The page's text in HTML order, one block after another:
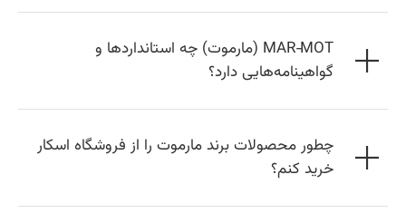
MAR‑MOT (مارموت) چه استانداردها و
گواهینامه‌هایی دارد؟
چطور محصولات برند مارموت را از فروشگاه اسکار
خرید کنم؟